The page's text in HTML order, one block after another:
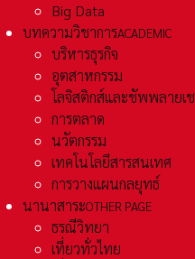
Big Data
บทความวิชาการACADEMIC
บริหารธุรกิจ
อุตสาหกรรม
โลจิสติกส์และชัพพลายเ
การตลาด
นวัตกรรม
เทคโนโลยีสารสนเทศ
การวางแผนกลยุทธ์
นานาสาระOTHER PAGE
ธรณีวิทยา
เที่ยวทั่วไทย